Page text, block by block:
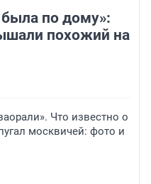
по дому»:
похожий на
Что известно о
москвичей: фото и